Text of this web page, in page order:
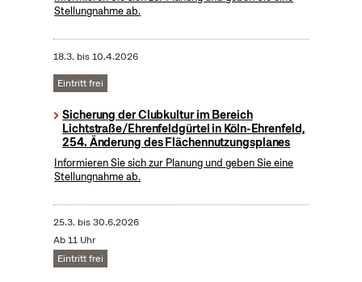
Stellungnahme ab.
18.3. bis10.4.2026
Eintritt frei
Sicherung der Clubkultur im Bereich
Lichtstraße/Ehrenfeldgürtel in Köln-Ehrenfeld,
254. Änderung des Flächennutzungsplanes
Informieren Sie sich zur Planung und geben Sie eine
Stellungnahme ab.
25.3. bis30.6.2026
Ab 11 Uhr
Eintritt frei